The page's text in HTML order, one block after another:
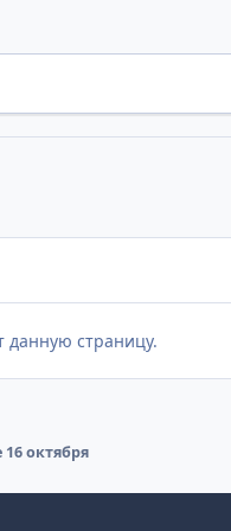
данную страницу.
октября